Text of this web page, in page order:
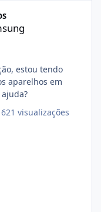
estou tendo
aparelhos em
visualizações